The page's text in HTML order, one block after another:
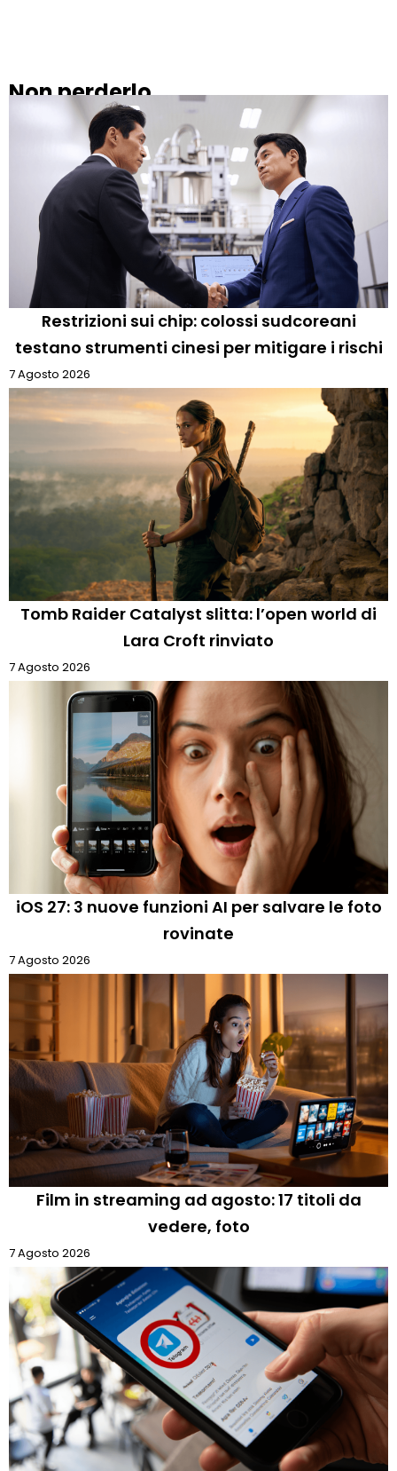
Non perderlo
Restrizioni sui chip: colossi sudcoreani
testano strumenti cinesi per mitigare i rischi
7 Agosto 2026
Tomb Raider Catalyst slitta: l’open world di
Lara Croft rinviato
7 Agosto 2026
iOS 27: 3 nuove funzioni AI per salvare le foto
rovinate
7 Agosto 2026
Film in streaming ad agosto: 17 titoli da
vedere, foto
7 Agosto 2026